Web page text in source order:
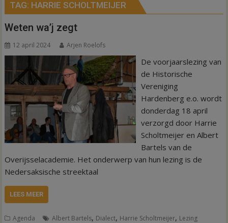
TAG: HARRIE SCHOLTMEIJER
Weten wa’j zegt
12 april 2024 Arjen Roelofs
De voorjaarslezing van
de Historische
Vereniging
Hardenberg e.o. wordt
donderdag 18 april
verzorgd door Harrie
Scholtmeijer en Albert
Bartels van de
Overijsselacademie. Het onderwerp van hun lezing is de
Nedersaksische streektaal
LEES MEER
Agenda Albert Bartels, Dialect, Harrie Scholtmeijer, Lezing